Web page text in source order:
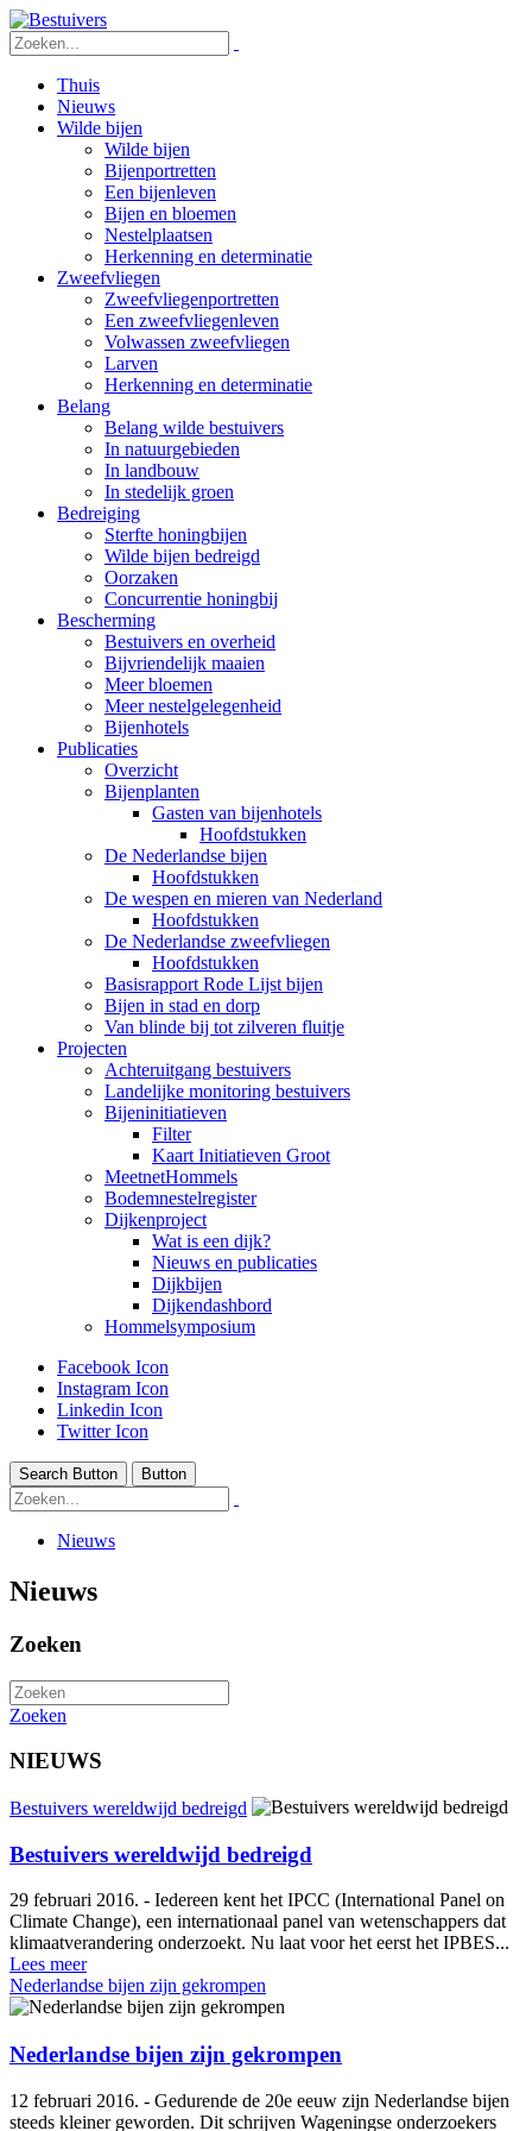
Thuis
Nieuws
Wilde bijen
Wilde bijen
Bijenportretten
Een bijenleven
Bijen en bloemen
Nestelplaatsen
Herkenning en determinatie
Zweefvliegen
Zweefvliegenportretten
Een zweefvliegenleven
Volwassen zweefvliegen
Larven
Herkenning en determinatie
Belang
Belang wilde bestuivers
In natuurgebieden
In landbouw
In stedelijk groen
Bedreiging
Sterfte honingbijen
Wilde bijen bedreigd
Oorzaken
Concurrentie honingbij
Bescherming
Bestuivers en overheid
Bijvriendelijk maaien
Meer bloemen
Meer nestelgelegenheid
Bijenhotels
Publicaties
Overzicht
Bijenplanten
Gasten van bijenhotels
Hoofdstukken
De Nederlandse bijen
Hoofdstukken
De wespen en mieren van Nederland
Hoofdstukken
De Nederlandse zweefvliegen
Hoofdstukken
Basisrapport Rode Lijst bijen
Bijen in stad en dorp
Van blinde bij tot zilveren fluitje
Projecten
Achteruitgang bestuivers
Landelijke monitoring bestuivers
Bijeninitiatieven
Filter
Kaart Initiatieven Groot
MeetnetHommels
Bodemnestelregister
Dijkenproject
Wat is een dijk?
Nieuws en publicaties
Dijkbijen
Dijkendashbord
Hommelsymposium
Facebook Icon
Instagram Icon
Linkedin Icon
Twitter Icon
Search Button Button
Nieuws
Nieuws
Zoeken
Zoeken
NIEUWS
Bestuivers wereldwijd bedreigd
Bestuivers wereldwijd bedreigd
29 februari 2016. - Iedereen kent het IPCC (International Panel on
Climate Change), een internationaal panel van wetenschappers dat
klimaatverandering onderzoekt. Nu laat voor het eerst het IPBES...
Lees meer
Nederlandse bijen zijn gekrompen
Nederlandse bijen zijn gekrompen
12 februari 2016. - Gedurende de 20e eeuw zijn Nederlandse bijen
steeds kleiner geworden. Dit schrijven Wageningse onderzoekers